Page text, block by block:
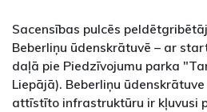
Sacensības pulcēs
Beberliņu ūdenskrātuvē – ar
daļā pie Piedzīvojumu parka
Liepājā). Beberliņu
attīstīto infrastruktūru ir kļuvusi